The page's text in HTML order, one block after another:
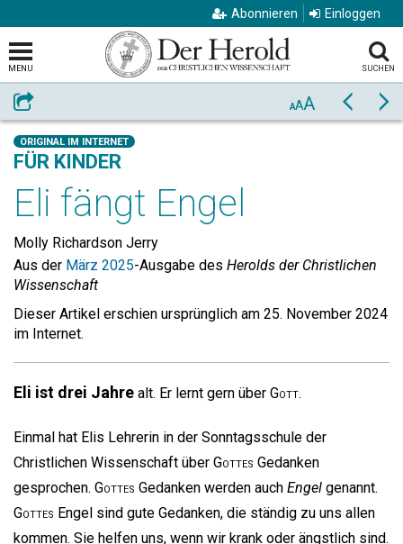
Abonnieren Einloggen
MENU SUCHEN
Weiterempfehlen AAA Zurück
ORIGINAL IM INTERNET
FÜR KINDER
Eli fängt Engel
Molly Richardson Jerry
Aus der März 2025-Ausgabe des Herolds der Christlichen
Wissenschaft
Dieser Artikel erschien ursprünglich am 25. November 2024
im Internet.
Eli ist drei Jahre alt. Er lernt gern über Gott.
Einmal hat Elis Lehrerin in der Sonntagsschule der
Christlichen Wissenschaft über Gottes Gedanken
gesprochen. Gottes Gedanken werden auch Engel genannt.
Gottes Engel sind gute Gedanken, die ständig zu uns allen
kommen. Sie helfen uns, wenn wir krank oder ängstlich sind.